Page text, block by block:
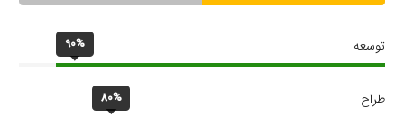
توسعه 90%
طراح 80%